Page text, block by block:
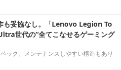
も妥協なし。「Lenovo Legion To
世代の“全てこなせるゲーミング
ック。メンテナンスしやすい構造もあり